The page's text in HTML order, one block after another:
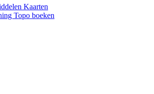
Kaarten
Topo boeken